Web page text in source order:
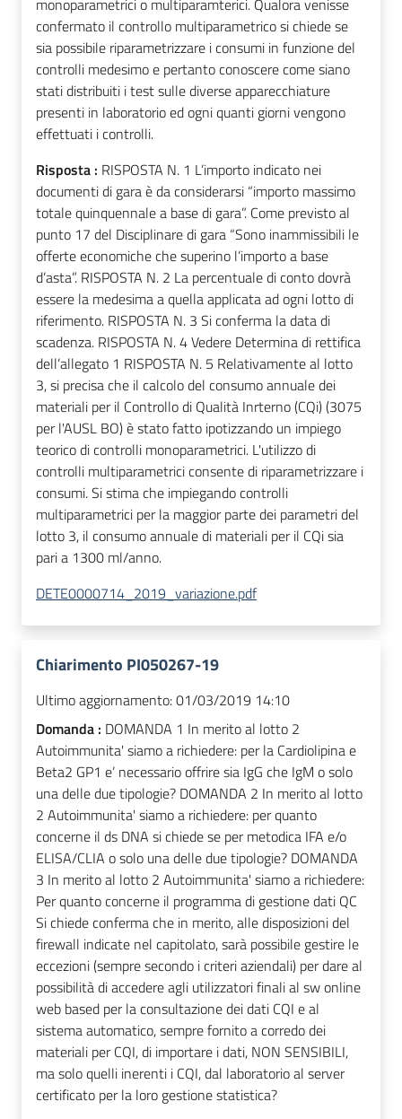
monoparametrici o multiparamterici. Qualora venisse
confermato il controllo multiparametrico si chiede se
sia possibile riparametrizzare i consumi in funzione del
controlli medesimo e pertanto conoscere come siano
stati distribuiti i test sulle diverse apparecchiature
presenti in laboratorio ed ogni quanti giorni vengono
effettuati i controlli.
Risposta : RISPOSTA N. 1 L’importo indicato nei
documenti di gara è da considerarsi “importo massimo
totale quinquennale a base di gara”. Come previsto al
punto 17 del Disciplinare di gara “Sono inammissibili le
offerte economiche che superino l’importo a base
d’asta”. RISPOSTA N. 2 La percentuale di conto dovrà
essere la medesima a quella applicata ad ogni lotto di
riferimento. RISPOSTA N. 3 Si conferma la data di
scadenza. RISPOSTA N. 4 Vedere Determina di rettifica
dell’allegato 1 RISPOSTA N. 5 Relativamente al lotto
3, si precisa che il calcolo del consumo annuale dei
materiali per il Controllo di Qualità Inrterno (CQi) (3075
per l'AUSL BO) è stato fatto ipotizzando un impiego
teorico di controlli monoparametrici. L'utilizzo di
controlli multiparametrici consente di riparametrizzare i
consumi. Si stima che impiegando controlli
multiparametrici per la maggior parte dei parametri del
lotto 3, il consumo annuale di materiali per il CQi sia
pari a 1300 ml/anno.
DETE0000714_2019_variazione.pdf
Chiarimento PI050267-19
Ultimo aggiornamento:01/03/2019 14:10
Domanda : DOMANDA 1 In merito al lotto 2
Autoimmunita' siamo a richiedere: per la Cardiolipina e
Beta2 GP1 e’ necessario offrire sia IgG che IgM o solo
una delle due tipologie? DOMANDA 2 In merito al lotto
2 Autoimmunita' siamo a richiedere: per quanto
concerne il ds DNA si chiede se per metodica IFA e/o
ELISA/CLIA o solo una delle due tipologie? DOMANDA
3 In merito al lotto 2 Autoimmunita' siamo a richiedere:
Per quanto concerne il programma di gestione dati QC
Si chiede conferma che in merito, alle disposizioni del
firewall indicate nel capitolato, sarà possibile gestire le
eccezioni (sempre secondo i criteri aziendali) per dare al
possibilità di accedere agli utilizzatori finali al sw online
web based per la consultazione dei dati CQI e al
sistema automatico, sempre fornito a corredo dei
materiali per CQI, di importare i dati, NON SENSIBILI,
ma solo quelli inerenti i CQI, dal laboratorio al server
certificato per la loro gestione statistica?